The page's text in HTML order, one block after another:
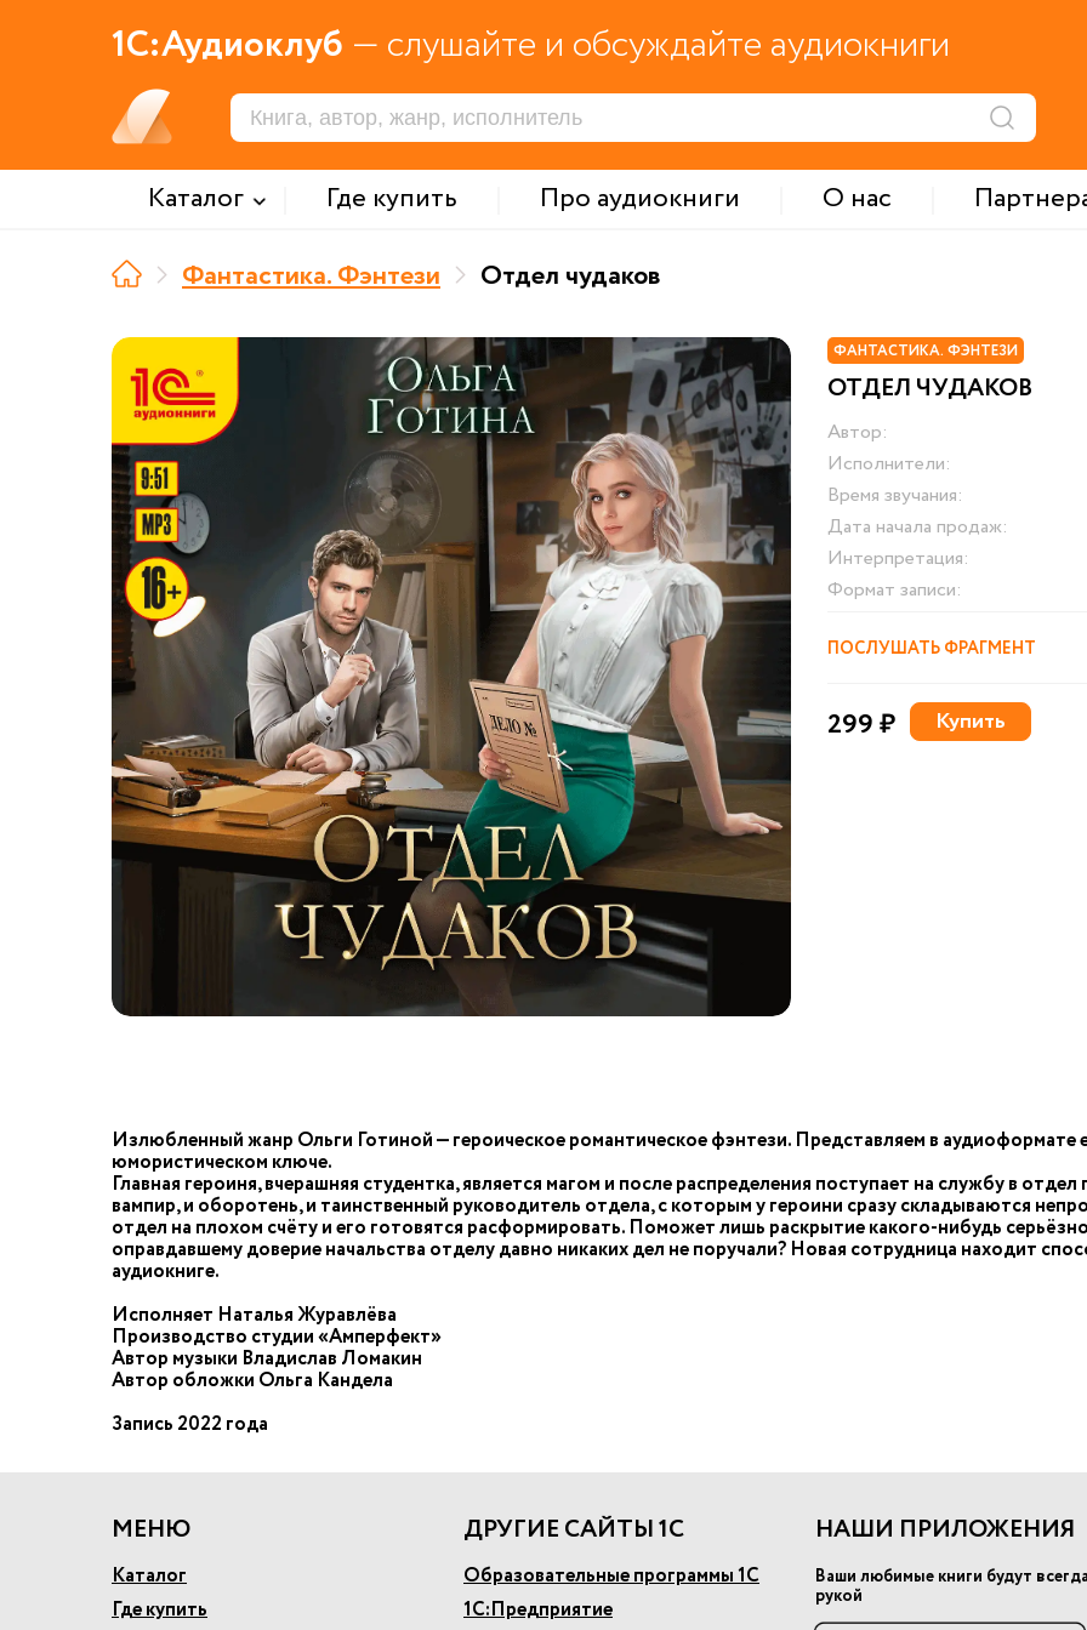
1С:Аудиоклуб — слушайте и обсуждайте аудиокниги
Каталог Где купить Про аудиокниги О нас
Фантастика. Фэнтези
Отдел чудаков
ФАНТАСТИКА. ФЭНТЕЗИ
ОТДЕЛ ЧУДАКОВ
Автор:
Исполнители:
Время звучания:
Дата начала продаж:
Интерпретация:
Формат записи:
ПОСЛУШАТЬ ФРАГМЕНТ
299 ₽ Купить
Излюбленный жанр Ольги Готиной — героическое романтическое фэнтези. Представляем в аудиоформате
юмористическом ключе.
Главная героиня, вчерашняя студентка, является магом и после распределения поступает на службу в
вампир, и оборотень, и таинственный руководитель отдела, с которым у героини сразу складываются
отдел на плохом счёту и его готовятся расформировать. Поможет лишь раскрытие какого-нибудь
оправдавшему доверие начальства отделу давно никаких дел не поручали? Новая сотрудница находит
аудиокниге.
Исполняет Наталья Журавлёва
Производство студии «Амперфект»
Автор музыки Владислав Ломакин
Автор обложки Ольга Кандела
Запись 2022 года
МЕНЮ
Каталог
Где купить
ДРУГИЕ САЙТЫ 1С
Образовательные программы 1С
1С:Предприятие
НАШИ ПРИЛОЖЕНИЯ
Ваши любимые книги будут
рукой